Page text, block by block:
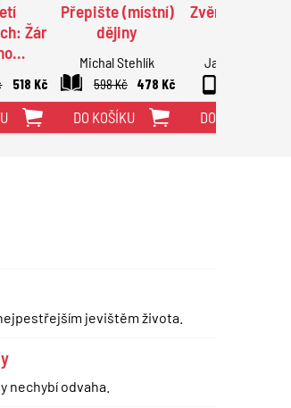
Žár
518 Kč
Přepište (místní)
dějiny
Michal Stehlík
598 Kč 478 Kč
DO KOŠÍKU
Zvěrolékař a
James Herriot
DO KOŠÍKU
jevištěm života.
nechybí odvaha.